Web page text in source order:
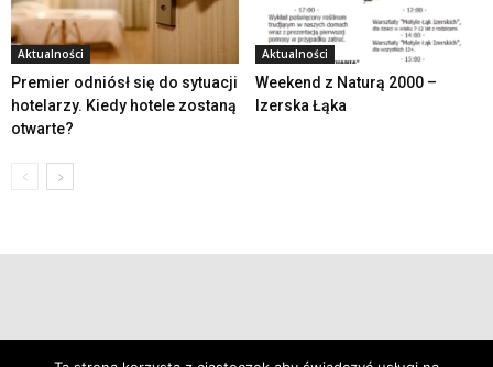
Aktualności
Premier odniósł się do sytuacji
hotelarzy. Kiedy hotele zostaną
otwarte?
Aktualności
Weekend z Naturą 2000 –
Izerska Łąka